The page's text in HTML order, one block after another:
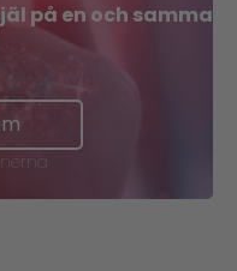
på en och samma